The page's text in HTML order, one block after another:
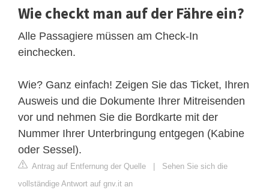
Wie checkt man auf der Fähre ein?
Alle Passagiere müssen am Check-In
einchecken.
Wie? Ganz einfach! Zeigen Sie das Ticket, Ihren
Ausweis und die Dokumente Ihrer Mitreisenden
vor und nehmen Sie die Bordkarte mit der
Nummer Ihrer Unterbringung entgegen (Kabine
oder Sessel).
Antrag auf Entfernung der Quelle | Sehen Sie sich die
vollständige Antwort auf gnv.it an